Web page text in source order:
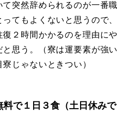
突然辞められるのが一番職
てもよくないと思うので、
２時間かかるのを理由にや
思う。（寮は運要素が強い
じゃないときつい）
で１日３食（土日休みで